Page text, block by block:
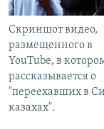
Скриншот видео,
размещенного в
YouTube, в
рассказывается о
"переехавших в
казахах".